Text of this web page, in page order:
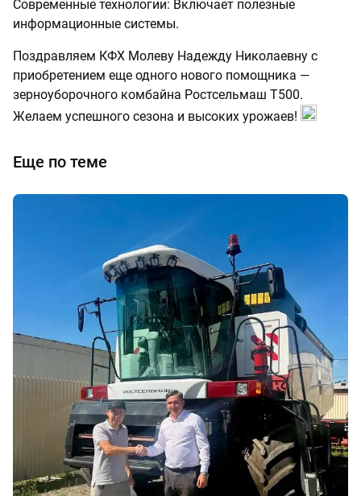
Современные технологии: Включает полезные
информационные системы.
Поздравляем КФХ Молеву Надежду Николаевну с
приобретением еще одного нового помощника —
зерноуборочного комбайна Ростсельмаш Т500.
Желаем успешного сезона и высоких урожаев!
Еще по теме